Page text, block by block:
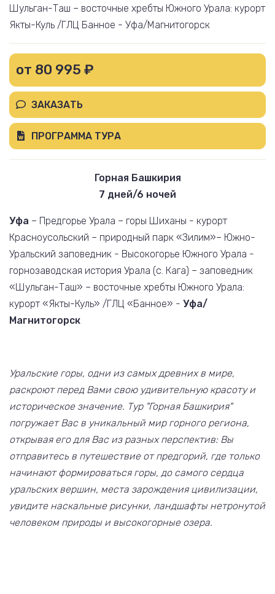
Шульган-Таш – восточные хребты Южного Урала: курорт
Якты-Куль /ГЛЦ Банное - Уфа/Магнитогорск
от 80 995 ₽
ЗАКАЗАТЬ
ПРОГРАММА ТУРА
Горная Башкирия
7 дней/6 ночей
Уфа – Предгорье Урала – горы Шиханы - курорт
Красноусольский – природный парк «Зилим»– Южно-
Уральский заповедник - Высокогорье Южного Урала -
горнозаводская история Урала (с. Кага) – заповедник
«Шульган-Таш» – восточные хребты Южного Урала:
курорт «Якты-Куль» /ГЛЦ «Банное» - Уфа/
Магнитогорск
Уральские горы, одни из самых древних в мире,
раскроют перед Вами свою удивительную красоту и
историческое значение. Тур "Горная Башкирия"
погружает Вас в уникальный мир горного региона,
открывая его для Вас из разных перспектив: Вы
отправитесь в путешествие от предгорий, где только
начинают формироваться горы, до самого сердца
уральских вершин, места зарождения цивилизации,
увидите наскальные рисунки, ландшафты нетронутой
человеком природы и высокогорные озера.